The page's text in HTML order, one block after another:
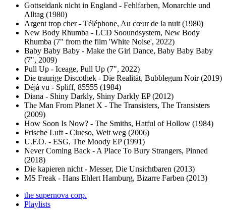
Gottseidank nicht in England - Fehlfarben, Monarchie und
Alltag (1980)
Argent trop cher - Téléphone, Au cœur de la nuit (1980)
New Body Rhumba - LCD Sooundsystem, New Body
Rhumba (7" from the film 'White Noise', 2022)
Baby Baby Baby - Make the Girl Dance, Baby Baby Baby
(7", 2009)
Pull Up - Iceage, Pull Up (7", 2022)
Die traurige Discothek - Die Realität, Bubblegum Noir (2019)
Déjà vu - Spliff, 85555 (1984)
Diana - Shiny Darkly, Shiny Darkly EP (2012)
The Man From Planet X - The Transisters, The Transisters
(2009)
How Soon Is Now? - The Smiths, Hatful of Hollow (1984)
Frische Luft - Clueso, Weit weg (2006)
U.F.O. - ESG, The Moody EP (1991)
Never Coming Back - A Place To Bury Strangers, Pinned
(2018)
Die kapieren nicht - Messer, Die Unsichtbaren (2013)
MS Freak - Hans Ehlert Hamburg, Bizarre Farben (2013)
the supernova corp.
Playlists